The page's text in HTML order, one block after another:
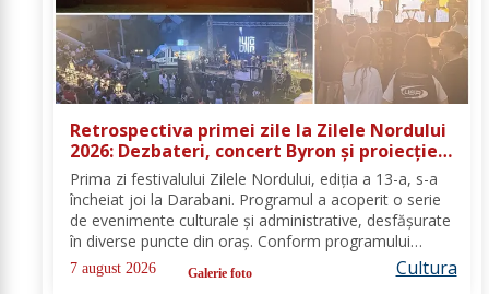
Retrospectiva primei zile la Zilele Nordului
2026: Dezbateri, concert Byron și proiecție
de film
Prima zi festivalului Zilele Nordului, ediția a 13-a, s-a
încheiat joi la Darabani. Programul a acoperit o serie
de evenimente culturale și administrative, desfășurate
în diverse puncte din oraș. Conform programului
oficial comunicat de Asociația Nord, mai jos se
regăsește sinteza activităților,...
7 august 2026 Galerie foto Cultura